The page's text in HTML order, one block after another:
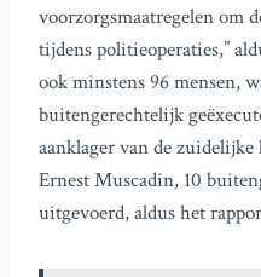
voorzorgsmaatregelen om
tijdens politieoperaties,”
ook minstens 96 mensen,
buitengerechtelijk
aanklager van de
Ernest Muscadin, 10
uitgevoerd, aldus het